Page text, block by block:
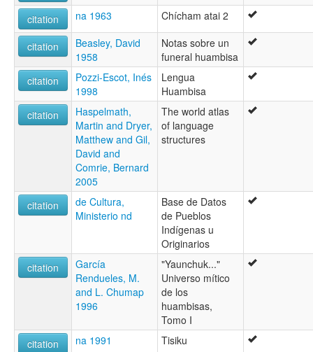
citation na 1963 Chícham atai 2
citation
Beasley, David
1958
Notas sobre un
funeral huambisa
citation
Pozzi-Escot, Inés
1998
Lengua
Huambisa
citation
Haspelmath,
Martin and Dryer,
Matthew and Gil,
David and
Comrie, Bernard
2005
The world atlas
of language
structures
citation
de Cultura,
Ministerio nd
Base de Datos
de Pueblos
Indígenas u
Originarios
citation
García
Rendueles, M.
and L. Chumap
1996
"Yaunchuk..."
Universo mítico
de los
huambisas,
Tomo I
citation
na 1991 Tisiku